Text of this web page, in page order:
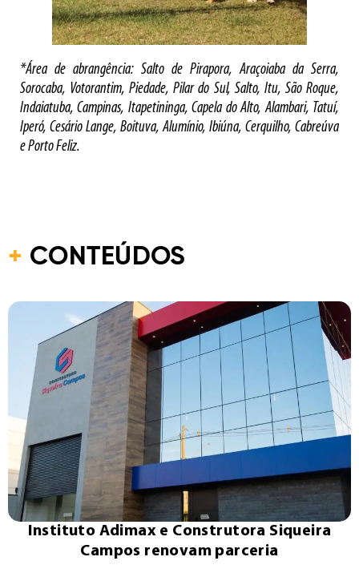
*Área de abrangência: Salto de Pirapora, Araçoiaba da Serra,
Sorocaba, Votorantim, Piedade, Pilar do Sul, Salto, Itu, São Roque,
Indaiatuba, Campinas, Itapetininga, Capela do Alto, Alambari, Tatuí,
Iperó, Cesário Lange, Boituva, Alumínio, Ibiúna, Cerquilho, Cabreúva
e Porto Feliz.
+ CONTEÚDOS
Instituto Adimax e Construtora Siqueira
Campos renovam parceria